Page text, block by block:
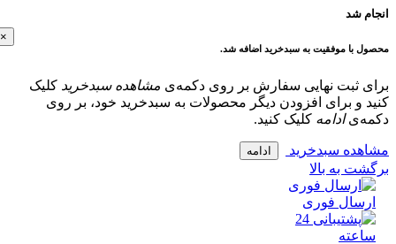
شد
با موفقیت به سبدخرید اضافه شد.
ثبت نهایی سفارش بر روی دکمه‌یمشاهده سبدخریدکلیک
و برای افزودن دیگر محصولات به سبدخرید خود، بر روی
ادامهکلیک کنید.
سبدخرید ادامه
به بالا
فوری